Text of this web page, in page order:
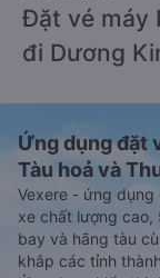
Đặt vé máy
đi Dương
Ứng dụng đặt
Tàu hoả và
Vexere - ứng
xe chất lượng
bay và hãng tàu
khắp các tỉnh